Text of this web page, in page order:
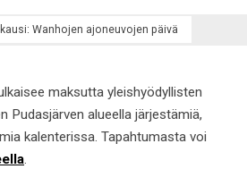
Wanhojen ajoneuvojen päivä
maksutta yleishyödyllisten
Pudasjärven alueella järjestämiä,
kalenterissa. Tapahtumasta voi
.